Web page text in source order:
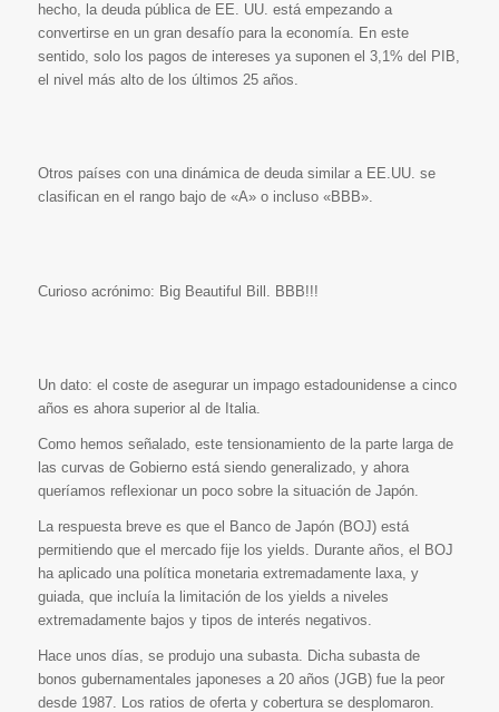
hecho, la deuda pública de EE. UU. está empezando a
convertirse en un gran desafío para la economía. En este
sentido, solo los pagos de intereses ya suponen el 3,1% del PIB,
el nivel más alto de los últimos 25 años.
Otros países con una dinámica de deuda similar a EE.UU. se
clasifican en el rango bajo de «A» o incluso «BBB».
Curioso acrónimo: Big Beautiful Bill. BBB!!!
Un dato: el coste de asegurar un impago estadounidense a cinco
años es ahora superior al de Italia.
Como hemos señalado, este tensionamiento de la parte larga de
las curvas de Gobierno está siendo generalizado, y ahora
queríamos reflexionar un poco sobre la situación de Japón.
La respuesta breve es que el Banco de Japón (BOJ) está
permitiendo que el mercado fije los yields. Durante años, el BOJ
ha aplicado una política monetaria extremadamente laxa, y
guiada, que incluía la limitación de los yields a niveles
extremadamente bajos y tipos de interés negativos.
Hace unos días, se produjo una subasta. Dicha subasta de
bonos gubernamentales japoneses a 20 años (JGB) fue la peor
desde 1987. Los ratios de oferta y cobertura se desplomaron.